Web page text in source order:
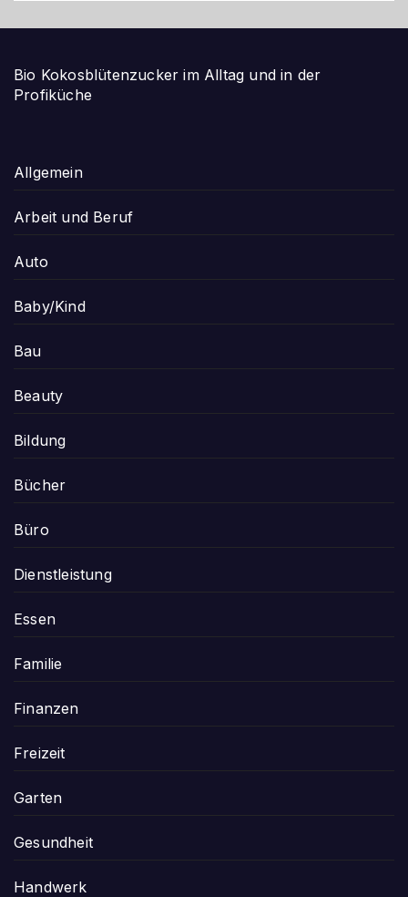
Bio Kokosblütenzucker im Alltag und in der
Profiküche
Allgemein
Arbeit und Beruf
Auto
Baby/Kind
Bau
Beauty
Bildung
Bücher
Büro
Dienstleistung
Essen
Familie
Finanzen
Freizeit
Garten
Gesundheit
Handwerk